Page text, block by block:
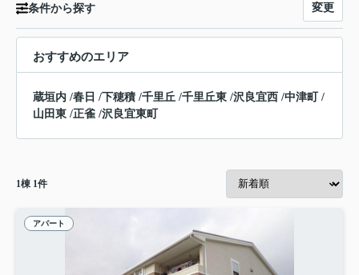
条件から探す 変更
おすすめのエリア
蔵垣内 /春日 /下穂積 /千里丘 /千里丘東 /沢良宜西 /中津町
/
山田東 /正雀 /沢良宜東町
1棟 1件
アパート